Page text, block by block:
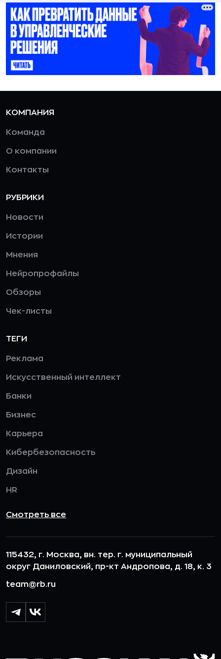
КОМПАНИЯ
Команда
О компании
Контакты
РУБРИКИ
Новости
Истории
Мнения
Нейропрофайлы
Обзоры
Чек-листы
ТЕГИ
Реклама
Искусственный интеллект
Банки
Бизнес
Карьера
Кибербезопасность
Дизайн
HR
Смотреть все
115432, г. Москва, вн. тер. г. муниципальный
округ Даниловский, пр-кт Андропова, д. 18, к. 3
team@rb.ru